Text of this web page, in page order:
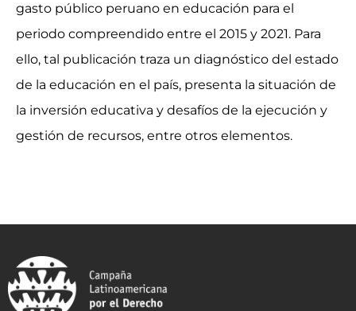
gasto público peruano en educación para el
periodo compreendido entre el 2015 y 2021. Para
ello, tal publicación traza un diagnóstico del estado
de la educación en el país, presenta la situación de
la inversión educativa y desafíos de la ejecución y
gestión de recursos, entre otros elementos.